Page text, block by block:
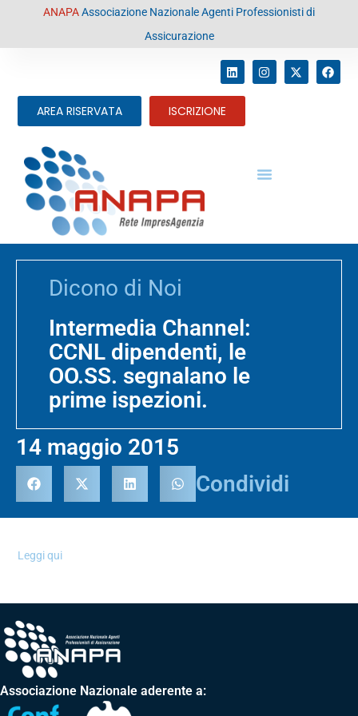
contenutoANAPAAssociazione Nazionale Agenti Professionisti di
Assicurazione
AREA RISERVATA ISCRIZIONE
Dicono di Noi
Intermedia Channel:
CCNL dipendenti, le
OO.SS. segnalano le
prime ispezioni.
14 maggio 2015
Condividi
Leggi qui
Associazione Nazionale aderente a: